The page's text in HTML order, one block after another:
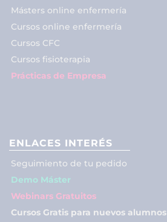
Másters online enfermería
Cursos online enfermería
Cursos CFC
Cursos fisioterapia
Prácticas de Empresa
ENLACES INTERÉS
Seguimiento de tu pedido
Demo Máster
Webinars Gratuitos
Cursos Gratis para nuevos alumnos